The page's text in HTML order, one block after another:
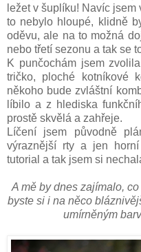
ležet v šuplíku! Navíc
to nebylo hloupé, klidně
oděvu, ale na to možná
nebo třetí sezonu a tak se
K punčochám jsem
tričko, ploché kotníkové
někoho bude zvláštní
líbilo a z hlediska
prostě skvělá a zahřeje.
Líčení jsem původně
výraznější rty a jen
tutorial a tak jsem si
A mě by dnes zajímalo,
byste si i na něco
umírněným